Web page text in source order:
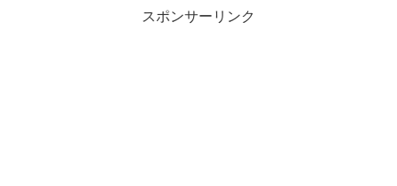
スポンサーリンク